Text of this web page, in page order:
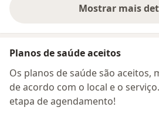
Mostrar maissobre
Planos de saúde aceitos
Os planos de saúde são aceitos,
de acordo com o local e o
etapa de agendamento!